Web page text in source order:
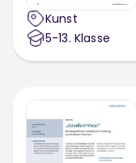
Kunst
5-13. Klasse